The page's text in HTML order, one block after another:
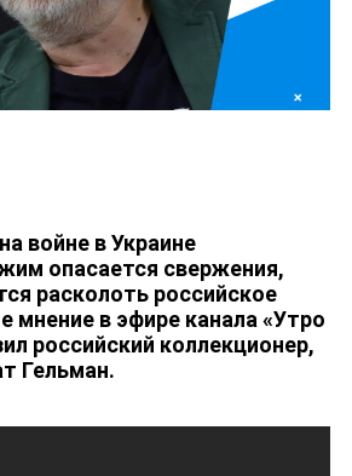
войне в Украине
опасается свержения,
расколоть российское
мнение в эфире канала «Утро
российский коллекционер,
Гельман.